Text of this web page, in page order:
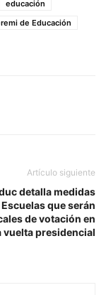
educación
de Educación
Artículo siguiente
detalla medidas
que serán
de votación en
vuelta presidencial